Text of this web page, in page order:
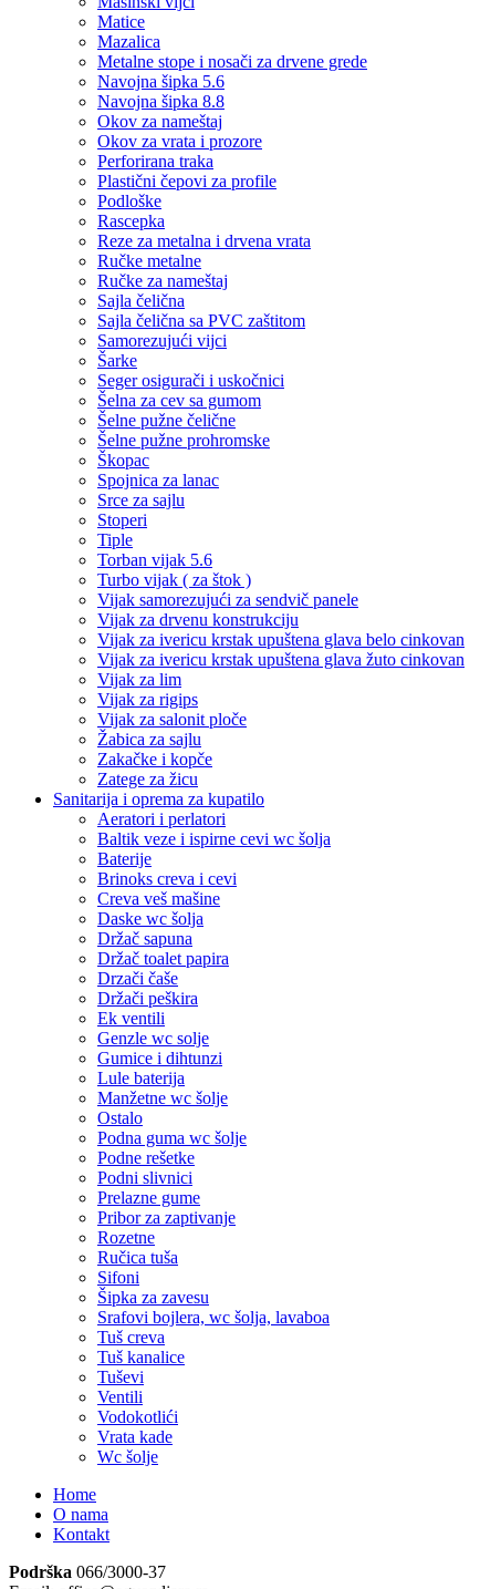
Matice
Mazalica
Metalne stope i nosači za drvene grede
Navojna šipka 5.6
Navojna šipka 8.8
Okov za nameštaj
Okov za vrata i prozore
Perforirana traka
Plastični čepovi za profile
Podloške
Rascepka
Reze za metalna i drvena vrata
Ručke metalne
Ručke za nameštaj
Sajla čelična
Sajla čelična sa PVC zaštitom
Samorezujući vijci
Šarke
Seger osigurači i uskočnici
Šelna za cev sa gumom
Šelne pužne čelične
Šelne pužne prohromske
Škopac
Spojnica za lanac
Srce za sajlu
Stoperi
Tiple
Torban vijak 5.6
Turbo vijak ( za štok )
Vijak samorezujući za sendvič panele
Vijak za drvenu konstrukciju
Vijak za ivericu krstak upuštena glava belo cinkovan
Vijak za ivericu krstak upuštena glava žuto cinkovan
Vijak za lim
Vijak za rigips
Vijak za salonit ploče
Žabica za sajlu
Zakačke i kopče
Zatege za žicu
Sanitarija i oprema za kupatilo
Aeratori i perlatori
Baltik veze i ispirne cevi wc šolja
Baterije
Brinoks creva i cevi
Creva veš mašine
Daske wc šolja
Držač sapuna
Držač toalet papira
Drzači čaše
Držači peškira
Ek ventili
Genzle wc solje
Gumice i dihtunzi
Lule baterija
Manžetne wc šolje
Ostalo
Podna guma wc šolje
Podne rešetke
Podni slivnici
Prelazne gume
Pribor za zaptivanje
Rozetne
Ručica tuša
Sifoni
Šipka za zavesu
Srafovi bojlera, wc šolja, lavaboa
Tuš creva
Tuš kanalice
Tuševi
Ventili
Vodokotlići
Vrata kade
Wc šolje
Home
O nama
Kontakt
Podrška 066/3000-37